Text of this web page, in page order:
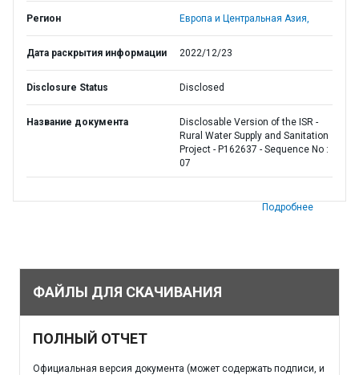
Регион Европа и Центральная Азия,
Дата раскрытия информации 2022/12/23
Disclosure Status Disclosed
Название документа
Disclosable Version of the ISR -
Rural Water Supply and Sanitation
Project - P162637 - Sequence No :
07
Подробнее
ФАЙЛЫ ДЛЯ СКАЧИВАНИЯ
ПОЛНЫЙ ОТЧЕТ
Официальная версия документа (может содержать подписи, и